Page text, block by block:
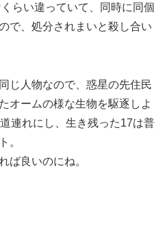
らい違っていて、同時に同個
で、処分されまいと殺し合い
じ人物なので、惑星の先住民
オームの様な生物を駆逐しよ
連れにし、生き残った17は普
。
ば良いのにね。